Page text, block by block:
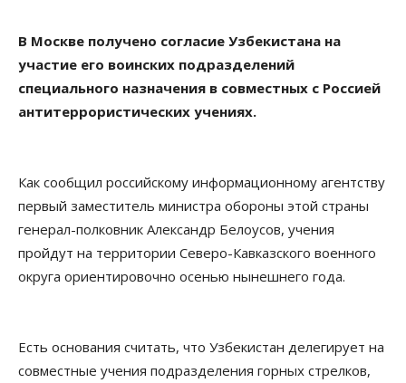
В Москве получено согласие Узбекистана на
участие его воинских подразделений
специального назначения в совместных с Россией
антитеррористических учениях.
Как сообщил российскому информационному агентству
первый заместитель министра обороны этой страны
генерал-полковник Александр Белоусов, учения
пройдут на территории Северо-Кавказского военного
округа ориентировочно осенью нынешнего года.
Есть основания считать, что Узбекистан делегирует на
совместные учения подразделения горных стрелков,